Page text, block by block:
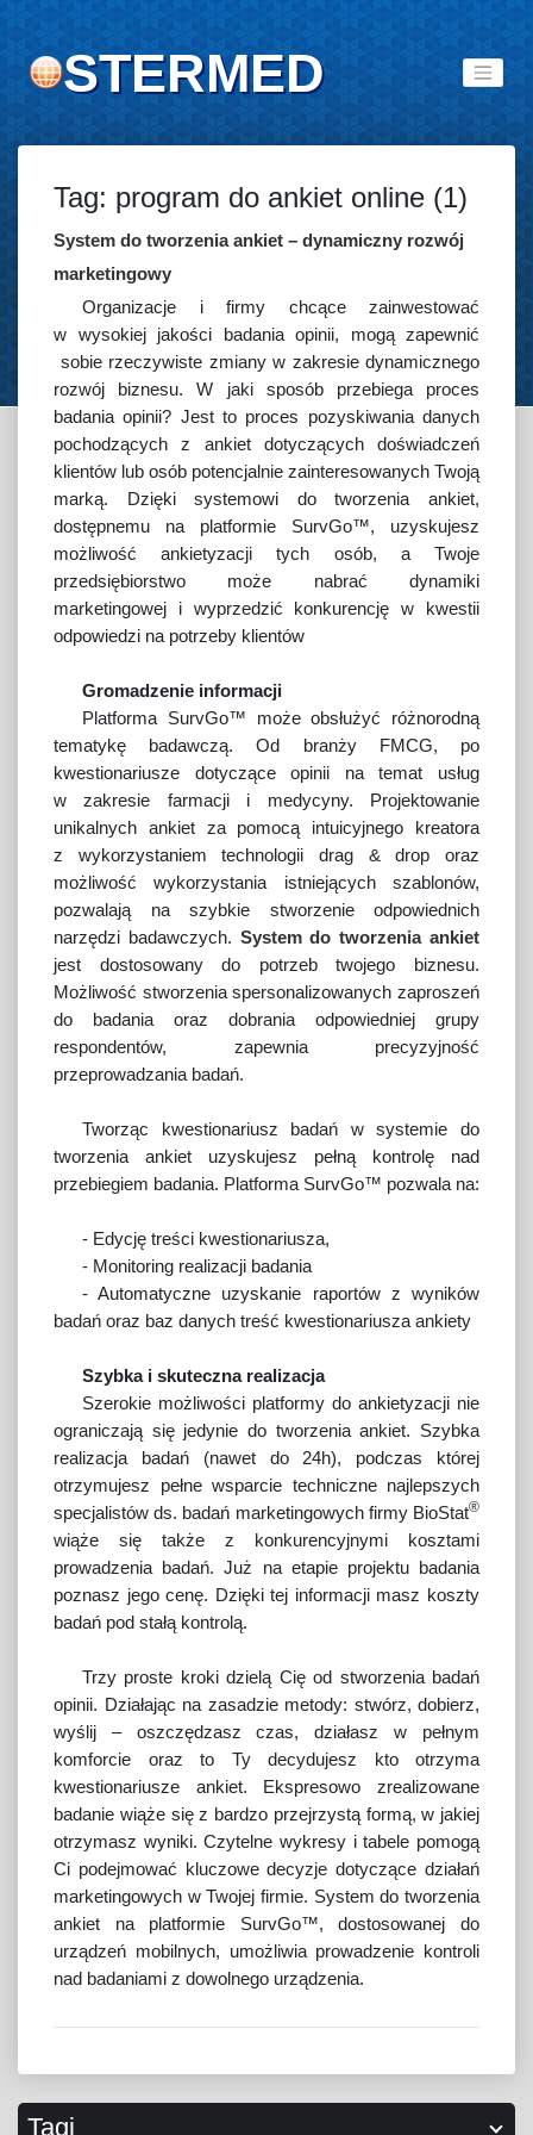
STERMED
Tag: program do ankiet online (1)
System do tworzenia ankiet – dynamiczny rozwój
marketingowy
Organizacje i firmy chcące zainwestować
w wysokiej jakości badania opinii, mogą zapewnić
sobie rzeczywiste zmiany w zakresie dynamicznego
rozwój biznesu. W jaki sposób przebiega proces
badania opinii? Jest to proces pozyskiwania danych
pochodzących z ankiet dotyczących doświadczeń
klientów lub osób potencjalnie zainteresowanych Twoją
marką. Dzięki systemowi do tworzenia ankiet,
dostępnemu na platformie SurvGo™, uzyskujesz
możliwość ankietyzacji tych osób, a Twoje
przedsiębiorstwo może nabrać dynamiki
marketingowej i wyprzedzić konkurencję w kwestii
odpowiedzi na potrzeby klientów
Gromadzenie informacji
Platforma SurvGo™ może obsłużyć różnorodną
tematykę badawczą. Od branży FMCG, po
kwestionariusze dotyczące opinii na temat usług
w zakresie farmacji i medycyny. Projektowanie
unikalnych ankiet za pomocą intuicyjnego kreatora
z wykorzystaniem technologii drag & drop oraz
możliwość wykorzystania istniejących szablonów,
pozwalają na szybkie stworzenie odpowiednich
narzędzi badawczych. System do tworzenia ankiet
jest dostosowany do potrzeb twojego biznesu.
Możliwość stworzenia spersonalizowanych zaproszeń
do badania oraz dobrania odpowiedniej grupy
respondentów, zapewnia precyzyjność
przeprowadzania badań.
Tworząc kwestionariusz badań w systemie do
tworzenia ankiet uzyskujesz pełną kontrolę nad
przebiegiem badania. Platforma SurvGo™ pozwala na:
- Edycję treści kwestionariusza,
- Monitoring realizacji badania
- Automatyczne uzyskanie raportów z wyników
badań oraz baz danych treść kwestionariusza ankiety
Szybka i skuteczna realizacja
Szerokie możliwości platformy do ankietyzacji nie
ograniczają się jedynie do tworzenia ankiet. Szybka
realizacja badań (nawet do 24h), podczas której
otrzymujesz pełne wsparcie techniczne najlepszych
specjalistów ds. badań marketingowych firmy BioStat®
wiąże się także z konkurencyjnymi kosztami
prowadzenia badań. Już na etapie projektu badania
poznasz jego cenę. Dzięki tej informacji masz koszty
badań pod stałą kontrolą.
Trzy proste kroki dzielą Cię od stworzenia badań
opinii. Działając na zasadzie metody: stwórz, dobierz,
wyślij – oszczędzasz czas, działasz w pełnym
komforcie oraz to Ty decydujesz kto otrzyma
kwestionariusze ankiet. Ekspresowo zrealizowane
badanie wiąże się z bardzo przejrzystą formą, w jakiej
otrzymasz wyniki. Czytelne wykresy i tabele pomogą
Ci podejmować kluczowe decyzje dotyczące działań
marketingowych w Twojej firmie. System do tworzenia
ankiet na platformie SurvGo™, dostosowanej do
urządzeń mobilnych, umożliwia prowadzenie kontroli
nad badaniami z dowolnego urządzenia.
Tagi